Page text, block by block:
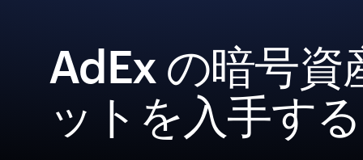
AdEx の暗号資
ットを入手す